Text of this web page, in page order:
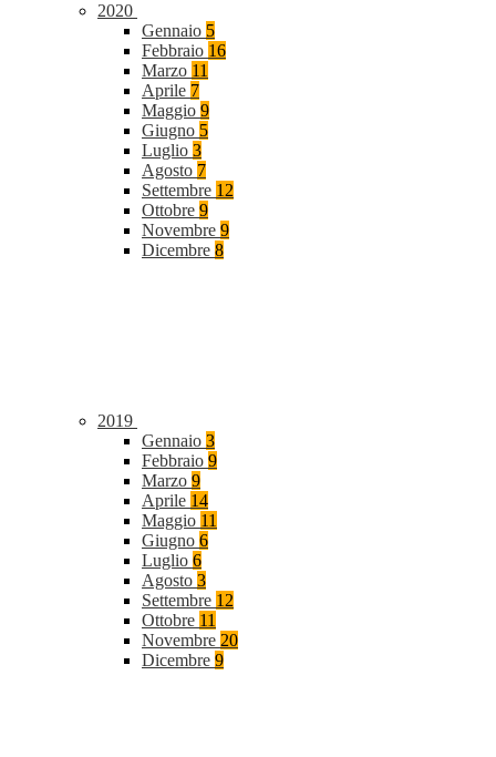
2020
Gennaio 5
Febbraio 16
Marzo 11
Aprile 7
Maggio 9
Giugno 5
Luglio 3
Agosto 7
Settembre 12
Ottobre 9
Novembre 9
Dicembre 8
2019
Gennaio 3
Febbraio 9
Marzo 9
Aprile 14
Maggio 11
Giugno 6
Luglio 6
Agosto 3
Settembre 12
Ottobre 11
Novembre 20
Dicembre 9